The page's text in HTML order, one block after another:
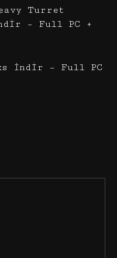
Turret
– Full PC +
İndir – Full PC